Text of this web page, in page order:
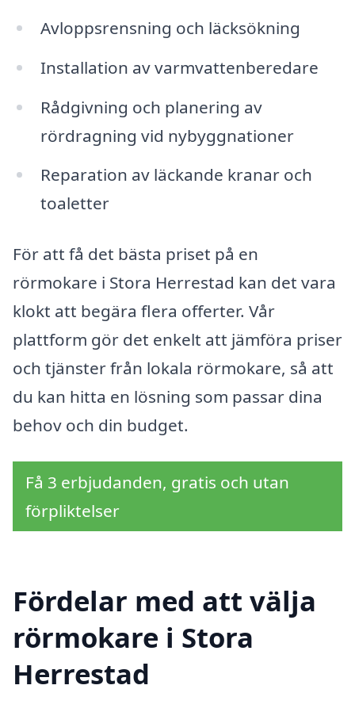
Avloppsrensning och läcksökning
Installation av varmvattenberedare
Rådgivning och planering av
rördragning vid nybyggnationer
Reparation av läckande kranar och
toaletter
För att få det bästa priset på en
rörmokare i Stora Herrestad kan det vara
klokt att begära flera offerter. Vår
plattform gör det enkelt att jämföra priser
och tjänster från lokala rörmokare, så att
du kan hitta en lösning som passar dina
behov och din budget.
Få 3 erbjudanden, gratis och utan
förpliktelser
Fördelar med att välja
rörmokare i Stora
Herrestad